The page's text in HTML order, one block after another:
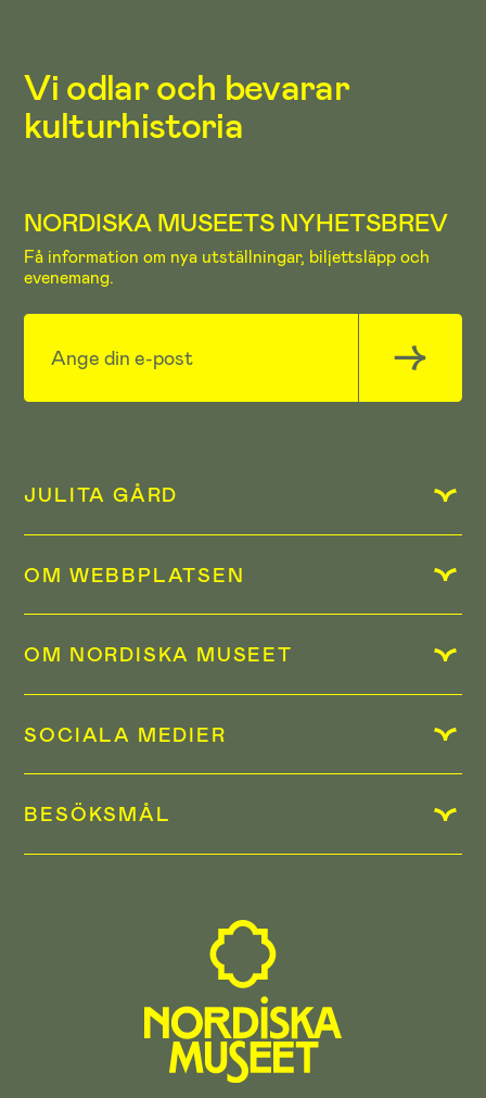
Vi odlar och bevarar
kulturhistoria
NORDISKA MUSEETS NYHETSBREV
Få information om nya utställningar, biljettsläpp och
evenemang.
JULITA GÅRD
OM WEBBPLATSEN
OM NORDISKA MUSEET
SOCIALA MEDIER
BESÖKSMÅL